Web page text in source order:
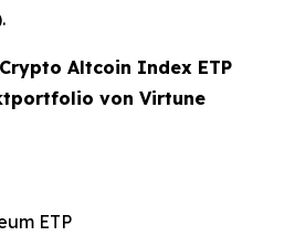
Altcoin Index ETP
von Virtune
ETP